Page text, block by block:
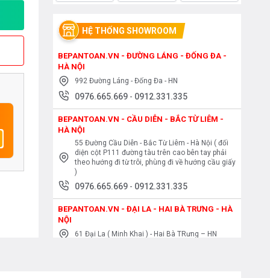
HỆ THỐNG SHOWROOM
BEPANTOAN.VN - ĐƯỜNG LÁNG - ĐỐNG ĐA -
HÀ NỘI
992 Đường Láng - Đống Đa - HN
0976.665.669 - 0912.331.335
BEPANTOAN.VN - CẦU DIỄN - BẮC TỪ LIÊM -
HÀ NỘI
55 Đường Cầu Diễn - Bắc Từ Liêm - Hà Nội ( đối
diện cột P111 đường tàu trên cao bên tay phải
theo hướng đi từ trôi, phùng đi về hướng cầu giấy
)
0976.665.669 - 0912.331.335
BEPANTOAN.VN - ĐẠI LA - HAI BÀ TRƯNG - HÀ
NỘI
61 Đại La ( Minh Khai ) - Hai Bà TRưng – HN